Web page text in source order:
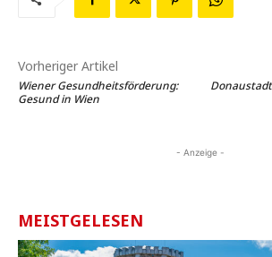
Vorheriger Artikel
Wiener Gesundheitsförderung:
Gesund in Wien
- Anzeige -
MEISTGELESEN